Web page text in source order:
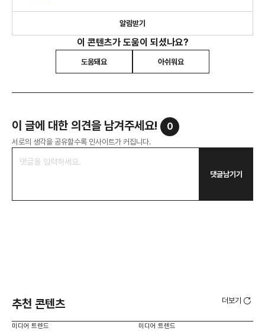
있는 일들을 둘러보세요.
알림받기
이 콘텐츠가 도움이 되셨나요?
도움돼요 아쉬워요
이 글에 대한 의견을 남겨주세요! 0
서로의 생각을 공유할수록 인사이트가 커집니다.
댓글남기기
추천 콘텐츠 더보기
미디어 트렌드 미디어 트렌드